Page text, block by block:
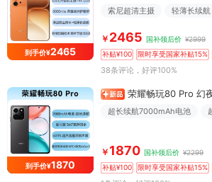
到手价¥2465
索尼超清主摄 轻薄长续航
￥ 2465 国补领后价 ¥2999
补贴¥100
限时享受国家补贴15%
38条评论 ，好评100%
到手价¥1870
荣耀畅玩80 Pro 幻
超长续航7000mAh电池
￥ 1870 国补领后价 ¥2299
补贴¥100
限时享受国家补贴15%